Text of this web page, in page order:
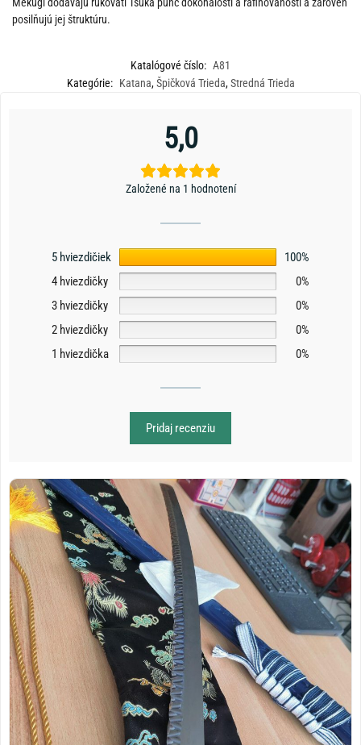
posilňujú jej štruktúru.
Katalógové číslo: A81
Kategórie: Katana,Špičková Trieda,Stredná Trieda
5,0
Založené na 1 hodnotení
5 hviezdičiek
100%
4 hviezdičky
0%
3 hviezdičky
0%
2 hviezdičky
0%
1 hviezdička
0%
Pridaj recenziu